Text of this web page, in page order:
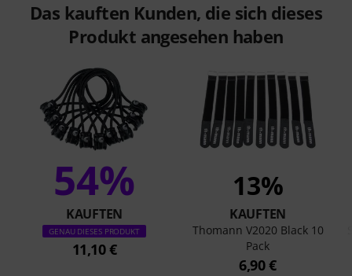
Das kauften Kunden, die sich dieses
Produkt angesehen haben
54%
KAUFTEN
GENAU DIESES PRODUKT
11,10 €
13%
KAUFTEN
Thomann V2020 Black 10
Pack
6,90 €